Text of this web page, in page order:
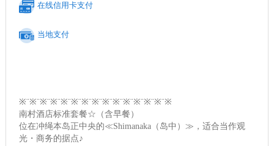
在线信用卡支付
当地支付
※¨※¨※¨※¨※¨※¨※¨※¨※¨※¨※¨※¨※¨※¨※
南村酒店标准套餐☆（含早餐）
位在冲绳本岛正中央的≪Shimanaka（岛中）≫，适合当作观
光・商务的据点♪